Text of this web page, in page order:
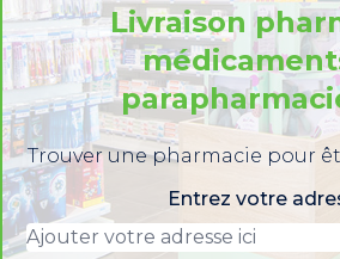
Livraison
Trouver une pharmacie pour
Entrez votre